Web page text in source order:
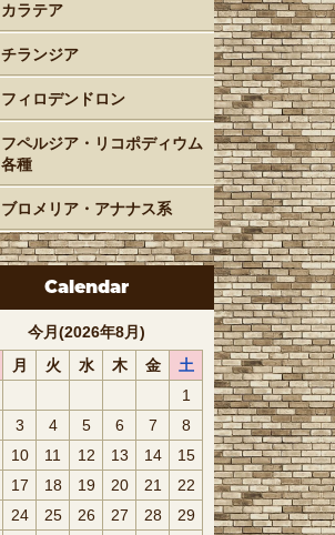
カラテア
チランジア
フィロデンドロン
フペルジア・リコポディウム
各種
ブロメリア・アナナス系
Calendar
今月(2026年8月)
月 火 水 木 金
土
1
3 4 5 6 7
8
10 11 12 13 14
15
17 18 19 20 21
22
24 25 26 27 28
29